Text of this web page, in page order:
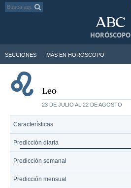
SECCIONES MÁS EN HOROSCOPO
HORÓSCOPO
Leo
23 DE JULIO AL 22 DE AGOSTO
Características
Predicción diaria
Predicción semanal
Predicción mensual